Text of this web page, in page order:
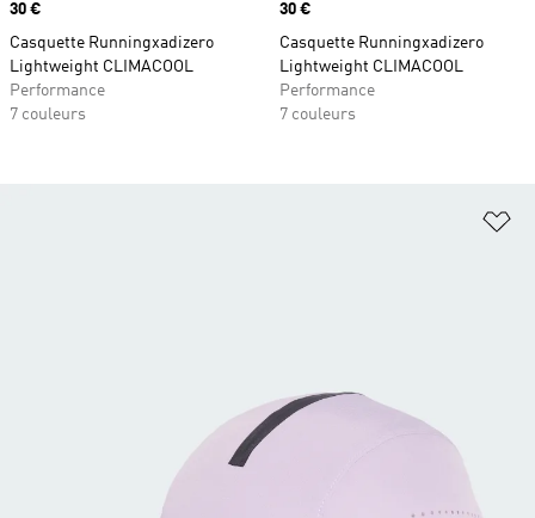
Prix
30 €
Casquette Runningxadizero
Lightweight CLIMACOOL
Performance
7 couleurs
Prix
30 €
Casquette Runningxadizero
Lightweight CLIMACOOL
Performance
7 couleurs